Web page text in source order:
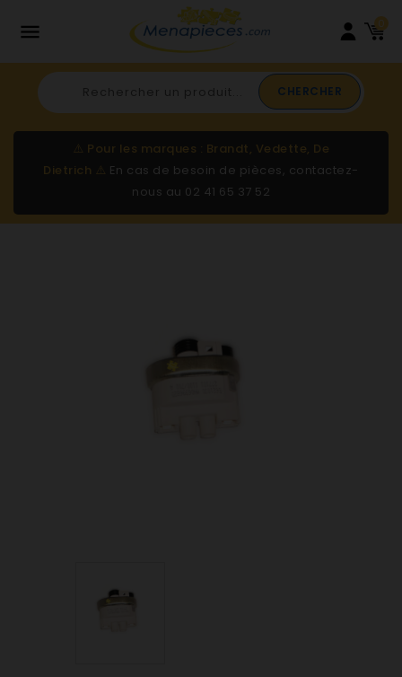
 0
CHERCHER
⚠️ Pour les marques : Brandt, Vedette, De
Dietrich ⚠️ En cas de besoin de pièces, contactez-
nous au 02 41 65 37 52